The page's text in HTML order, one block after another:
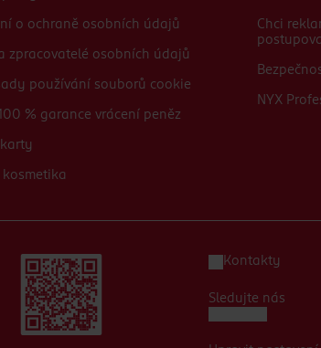
o ochraně osobních údajů
zpracovatelé osobních údajů
používání souborů cookie
% garance vrácení peněz
kosmetika
Chci
NYX
Kontakty
Sledujte nás